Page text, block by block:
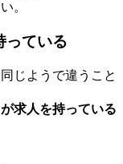
。
っている
じようで違うこと
求人を持っている